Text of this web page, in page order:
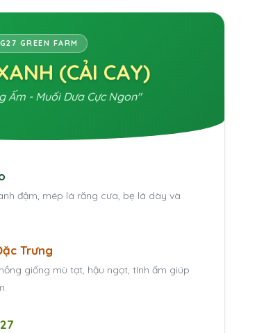
G27 GREEN FARM
(CẢI CAY)
Ấm - Muối Dưa Cực Ngon"
đậm, mép lá răng cưa, bẹ lá dày và
Trưng
giống mù tạt, hậu ngọt, tính ấm giúp